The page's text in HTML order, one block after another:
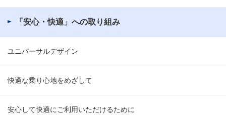
「安心・快適」への取り組み
ユニバーサルデザイン
快適な乗り心地をめざして
安心して快適にご利用いただけるために